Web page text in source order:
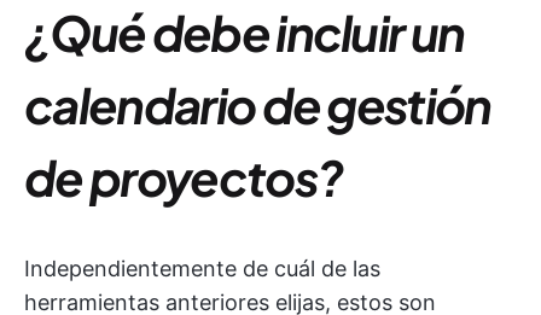
¿Qué debe incluir un
calendario de gestión
de proyectos?
Independientemente de cuál de las
herramientas anteriores elijas, estos son